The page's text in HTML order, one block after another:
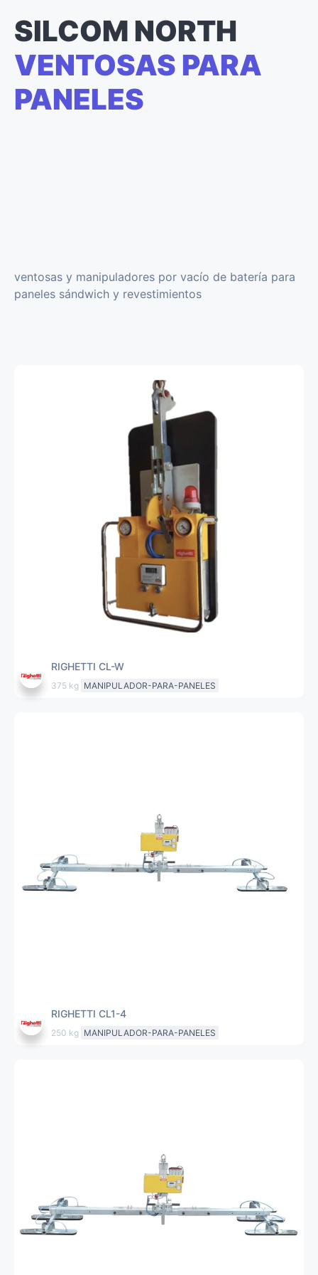
SILCOM NORTH
VENTOSAS PARA
PANELES
ventosas y manipuladores por vacío de batería para
paneles sándwich y revestimientos
RIGHETTI CL-W
375 kg MANIPULADOR-PARA-PANELES
RIGHETTI CL1-4
250 kg MANIPULADOR-PARA-PANELES